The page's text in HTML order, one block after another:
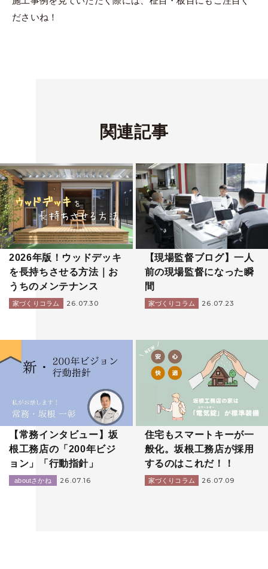
ださいね！
関連記事
2026年版！ウッドデッキ
を長持ちさせる方法｜お
うちのメンテナンス
家づくりコラム 26.07.30
【現場監督ブログ】一人
前の現場監督になった瞬
間
家づくりコラム 26.07.23
【常務インタビュー】坂
根工務店の「200年ビジ
ョン」「行動指針」
aboutさかね 26.07.16
住宅もスマートキーが一
般化。坂根工務店が採用
するのはこれだ！！
家づくりコラム 26.07.09